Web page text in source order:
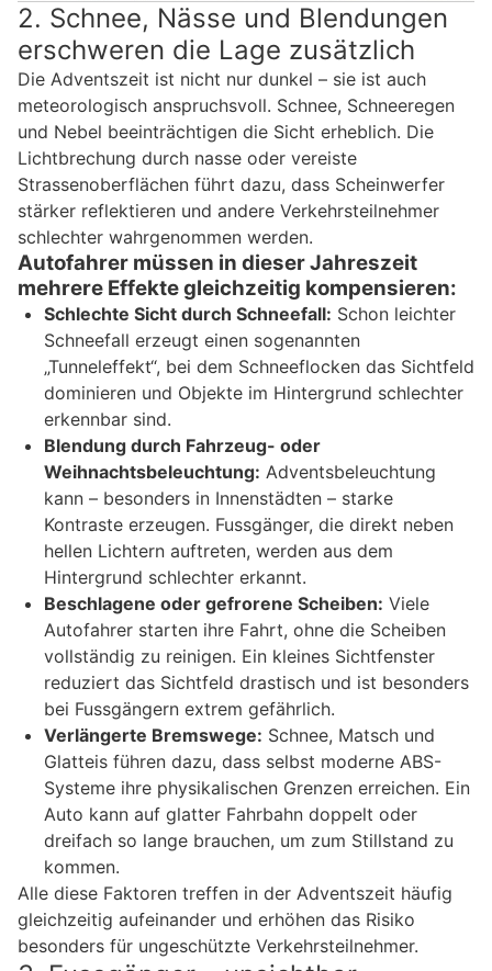
2. Schnee, Nässe und Blendungen
erschweren die Lage zusätzlich
Die Adventszeit ist nicht nur dunkel – sie ist auch
meteorologisch anspruchsvoll. Schnee, Schneeregen
und Nebel beeinträchtigen die Sicht erheblich. Die
Lichtbrechung durch nasse oder vereiste
Strassenoberflächen führt dazu, dass Scheinwerfer
stärker reflektieren und andere Verkehrsteilnehmer
schlechter wahrgenommen werden.
Autofahrer müssen in dieser Jahreszeit
mehrere Effekte gleichzeitig kompensieren:
Schlechte Sicht durch Schneefall: Schon leichter
Schneefall erzeugt einen sogenannten
„Tunneleffekt“, bei dem Schneeflocken das Sichtfeld
dominieren und Objekte im Hintergrund schlechter
erkennbar sind.
Blendung durch Fahrzeug- oder
Weihnachtsbeleuchtung: Adventsbeleuchtung
kann – besonders in Innenstädten – starke
Kontraste erzeugen. Fussgänger, die direkt neben
hellen Lichtern auftreten, werden aus dem
Hintergrund schlechter erkannt.
Beschlagene oder gefrorene Scheiben: Viele
Autofahrer starten ihre Fahrt, ohne die Scheiben
vollständig zu reinigen. Ein kleines Sichtfenster
reduziert das Sichtfeld drastisch und ist besonders
bei Fussgängern extrem gefährlich.
Verlängerte Bremswege: Schnee, Matsch und
Glatteis führen dazu, dass selbst moderne ABS-
Systeme ihre physikalischen Grenzen erreichen. Ein
Auto kann auf glatter Fahrbahn doppelt oder
dreifach so lange brauchen, um zum Stillstand zu
kommen.
Alle diese Faktoren treffen in der Adventszeit häufig
gleichzeitig aufeinander und erhöhen das Risiko
besonders für ungeschützte Verkehrsteilnehmer.